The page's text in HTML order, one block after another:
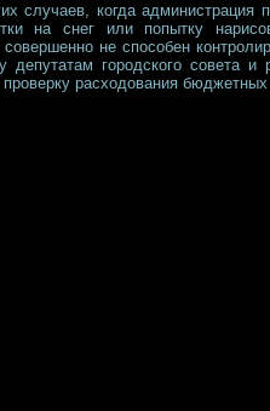
когда администрация
на снег или попытку
не способен
городского совета
расходования